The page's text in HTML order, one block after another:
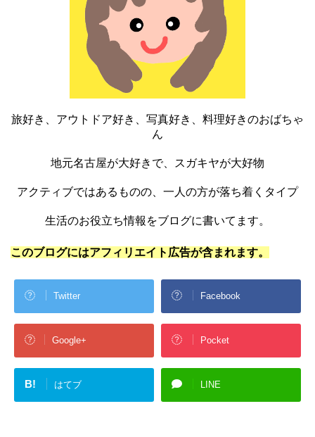
旅好き、アウトドア好き、写真好き、料理好きのおばちゃ
ん
地元名古屋が大好きで、スガキヤが大好物
アクティブではあるものの、一人の方が落ち着くタイプ
生活のお役立ち情報をブログに書いてます。
このブログにはアフィリエイト広告が含まれます。
Twitter Facebook
Google+ Pocket
B! はてブ LINE